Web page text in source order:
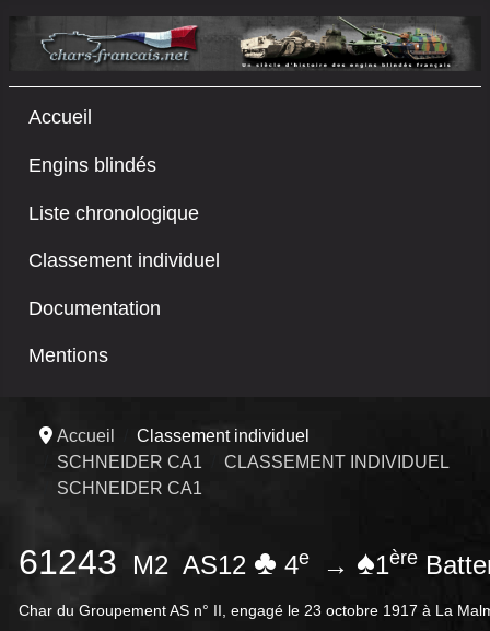
Accueil
Engins blindés
Liste chronologique
Classement individuel
Documentation
Mentions
Accueil
Classement individuel
SCHNEIDER CA1
CLASSEMENT INDIVIDUEL
SCHNEIDER CA1
61243 M2 AS12 ♣ 4e → ♠1ère
Char du GroupementAS n° II, engagé le 23 octobre 1917 à La